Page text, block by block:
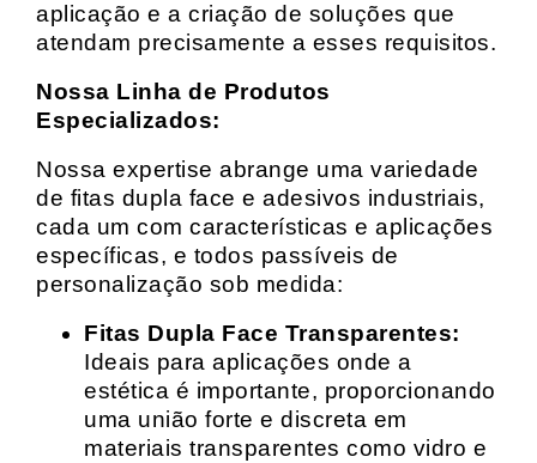
aplicação e a criação de soluções que
atendam precisamente a esses requisitos.
Nossa Linha de Produtos
Especializados:
Nossa expertise abrange uma variedade
de fitas dupla face e adesivos industriais,
cada um com características e aplicações
específicas, e todos passíveis de
personalização sob medida:
Fitas Dupla Face Transparentes:
Ideais para aplicações onde a
estética é importante, proporcionando
uma união forte e discreta em
materiais transparentes como vidro e